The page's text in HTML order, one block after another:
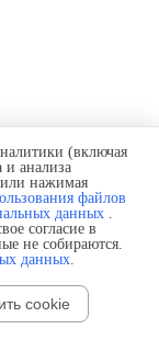
(включая
и анализа
или нажимая
файлов
данных .
согласие в
не собираются.
данных.
cookie